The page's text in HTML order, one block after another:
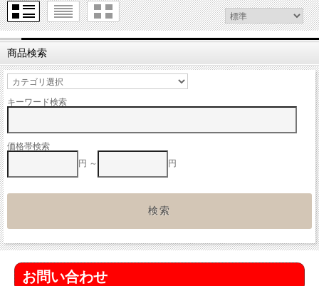
商品検索
キーワード検索
価格帯検索
円 ～
円
お問い合わせ